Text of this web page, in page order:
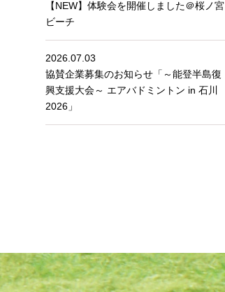
【NEW】体験会を開催しました＠桜ノ宮
ビーチ
2026.07.03
協賛企業募集のお知らせ「～能登半島復
興支援大会～ エアバドミントン in 石川
2026」